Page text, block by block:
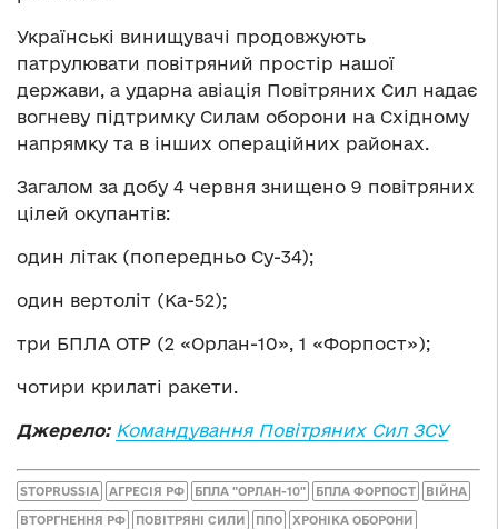
Українські винищувачі продовжують
патрулювати повітряний простір нашої
держави, а ударна авіація Повітряних Сил надає
вогневу підтримку Силам оборони на Східному
напрямку та в інших операційних районах.
Загалом за добу 4 червня знищено 9 повітряних
цілей окупантів:
один літак (попередньо Су-34);
один вертоліт (Ка-52);
три БПЛА ОТР (2 «Орлан-10», 1 «Форпост»);
чотири крилаті ракети.
Джерело: Командування Повітряних Сил ЗСУ
STOPRUSSIA АГРЕСІЯ РФ БПЛА "ОРЛАН-10" БПЛА ФОРПОСТ ВІЙНА
ВТОРГНЕННЯ РФ ПОВІТРЯНІ СИЛИ ППО ХРОНІКА ОБОРОНИ